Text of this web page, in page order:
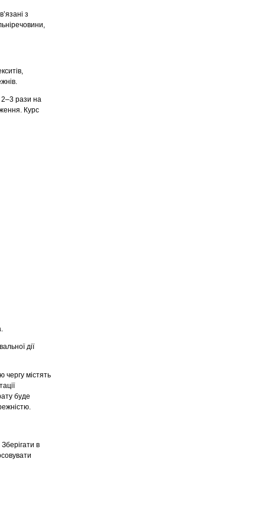
з
рази на
Курс
дії
чергу містять
буде
в